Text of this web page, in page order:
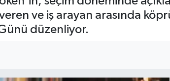
ve iş arayan arasında
düzenliyor.